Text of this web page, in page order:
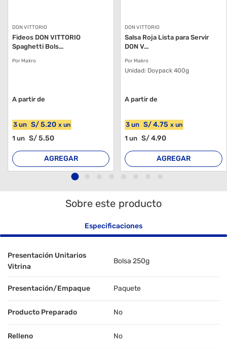
DON VITTORIO
Fideos DON VITTORIO
Spaghetti Bols...
Por Makro
A partir de
3 un S/5.20 x un
1 un S/5.50
AGREGAR
DON VITTORIO
Salsa Roja Lista para Servir
DON V...
Por Makro
Unidad: Doypack 400g
A partir de
3 un S/4.75 xun
1un S/4.90
AGREGAR
Sobre este producto
Especificaciones
Presentación Unitarios
Vitrina
Bolsa 250g
Presentación/Empaque Paquete
Producto Preparado No
Relleno No